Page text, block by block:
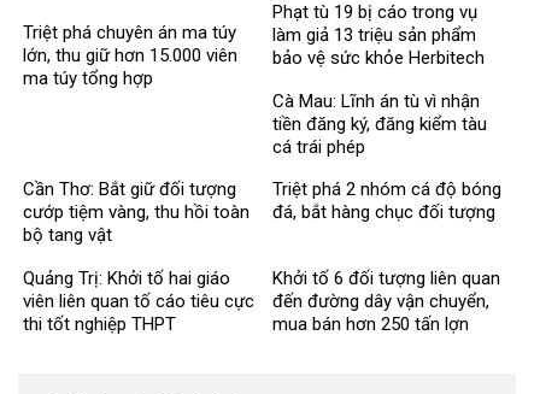
Triệt phá chuyên án ma túy
lớn, thu giữ hơn 15.000 viên
ma túy tổng hợp
Phạt tù 19 bị cáo trong vụ
làm giả 13 triệu sản phẩm
bảo vệ sức khỏe Herbitech
Cà Mau: Lĩnh án tù vì nhận
tiền đăng ký, đăng kiểm tàu
cá trái phép
Cần Thơ: Bắt giữ đối tượng
cướp tiệm vàng, thu hồi toàn
bộ tang vật
Triệt phá 2 nhóm cá độ bóng
đá, bắt hàng chục đối tượng
Quảng Trị: Khởi tố hai giáo
viên liên quan tố cáo tiêu cực
thi tốt nghiệp THPT
Khởi tố 6 đối tượng liên quan
đến đường dây vận chuyển,
mua bán hơn 250 tấn lợn